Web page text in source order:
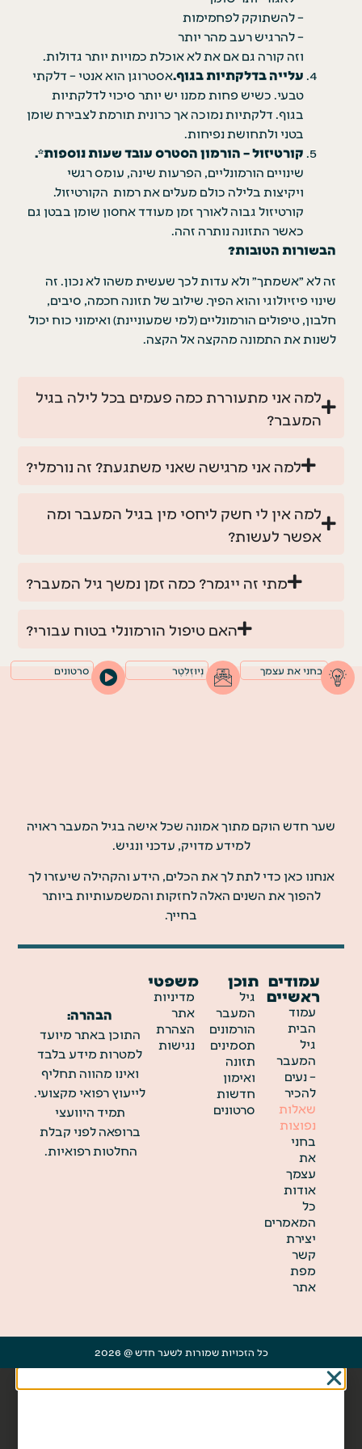
– להשתוקק לפחמימות
– להרגיש רעב מהר יותר
וזה קורה גם אם את לא אוכלת כמויות יותר גדולות.
עלייה בדלקתיות בגוף.אסטרוגן הוא אנטי – דלקתי
טבעי. כשיש פחות ממנו יש יותר סיכוי לדלקתיות
בגוף. דלקתיות נמוכה אך כרונית תורמת לצבירת שומן
בטני ולתחושת נפיחות.
קורטיזול – הורמון הסטרס עובד שעות נוספות*.
שינויים הורמונליים, הפרעות שינה, עומס רגשי
ויקיצות בלילה כולם מעלים את רמות הקורטיזול.
קורטיזול גבוה לאורך זמן מעודד אחסון שומן בבטן גם
כאשר התזונה נותרה זהה.
הבשורות הטובות?
זה לא ״אשמתך״ ולא עדות לכך שעשית משהו לא נכון. זה
שינוי פיזיולוגי והוא הפיך. שילוב של תזונה חכמה, סיבים,
חלבון, טיפולים הורמונליים (למי שמעוניינת) ואימוני כוח יכול
לשנות את התמונה מהקצה אל הקצה.
למה אני מתעוררת כמה פעמים בכל לילה בגיל
המעבר?
למה אני מרגישה שאני משתגעת? זה נורמלי?
למה אין לי חשק ליחסי מין בגיל המעבר ומה
אפשר לעשות?
מתי זה ייגמר? כמה זמן נמשך גיל המעבר?
האם טיפול הורמונלי בטוח עבורי?
בחני את עצמך נְיוּזְלֵטֶר סרטונים
שער חדש הוקם מתוך אמונה שכל אישה בגיל המעבר ראויה
למידע מדויק, עדכני ונגיש.
אנחנו כאן כדי לתת לך את הכלים, הידע והקהילה שיעזרו לך
להפוך את השנים האלה לחזקות והמשמעותיות ביותר
בחייך.
עמודים
ראשיים
עמוד
הבית
גיל
המעבר
– נעים
להכיר
שאלות
נפוצות
בחני
את
עצמך
אודות
כל
המאמרים
יצירת
קשר
מפת
אתר
תוכן
גיל
המעבר
הורמונים
תסמינים
תזונה
ואימון
חדשות
סרטונים
משפטי
מדיניות
אתר
הצהרת
נגישות
הבהרה:
התוכן באתר מיועד
למטרות מידע בלבד
ואינו מהווה תחליף
לייעוץ רפואי מקצועי.
תמיד היוועצי
ברופאה לפני קבלת
החלטות רפואיות.
כל הזכויות שמורות לשער חדש @ 2026